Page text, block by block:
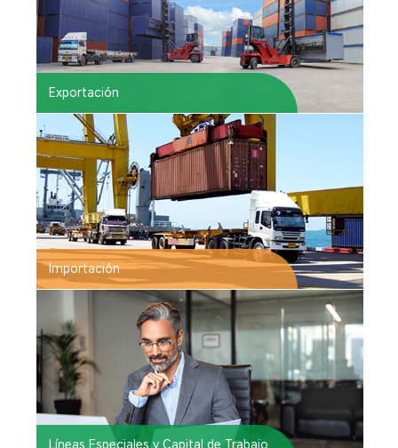
Exportación
Importación
Líneas Especiales y Capital de Trabajo